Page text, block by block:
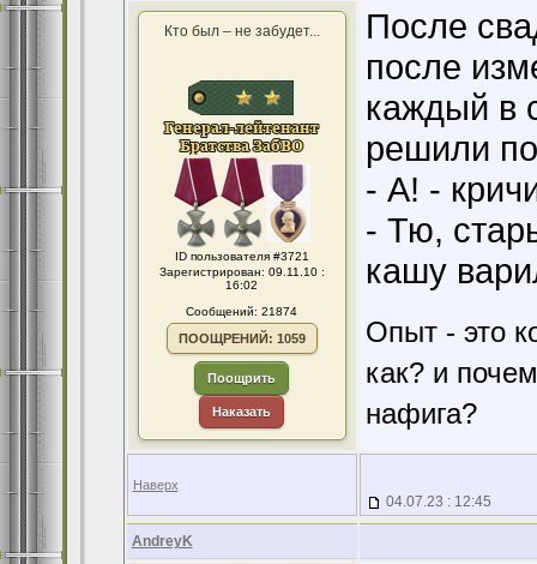
Кто был – не забудет...
ID пользователя #3721
Зарегистрирован: 09.11.10 :
16:02
Сообщений: 21874
ПООЩРЕНИЙ: 1059
Поощрить
Наказать
После
после
каждый в
решили
- А! -
- Тю,
кашу
Опыт - это
как? и
нафига?
Наверх
04.07.23 : 12:45
AndreyK